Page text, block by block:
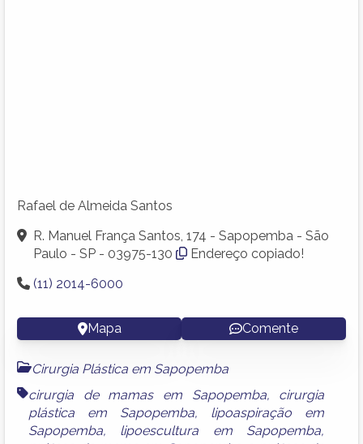
Rafael de Almeida Santos
R. Manuel França Santos, 174 - Sapopemba - São
Paulo - SP - 03975-130
Endereço copiado!
(11) 2014-6000
Mapa Comente
Cirurgia Plástica em Sapopemba
cirurgia de mamas em Sapopemba, cirurgia
plástica em Sapopemba, lipoaspiração em
Sapopemba, lipoescultura em Sapopemba,